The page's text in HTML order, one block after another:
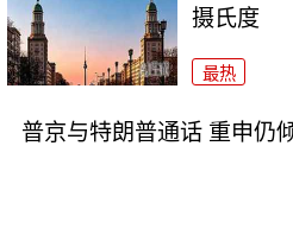
摄氏度
最热
普京与特朗普通话 重申仍